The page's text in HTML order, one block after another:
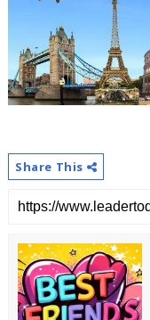
Share This